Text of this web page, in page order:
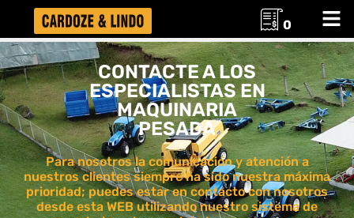
0
CONTACTE A LOS
ESPECIALISTAS EN
MAQUINARIA
PESADA
Para nosotros la comunicación y atención a
nuestros clientes siempre ha sido nuestra máxima
prioridad; puedes estar en contacto con nosotros
desde esta WEB utilizando nuestro sistema de